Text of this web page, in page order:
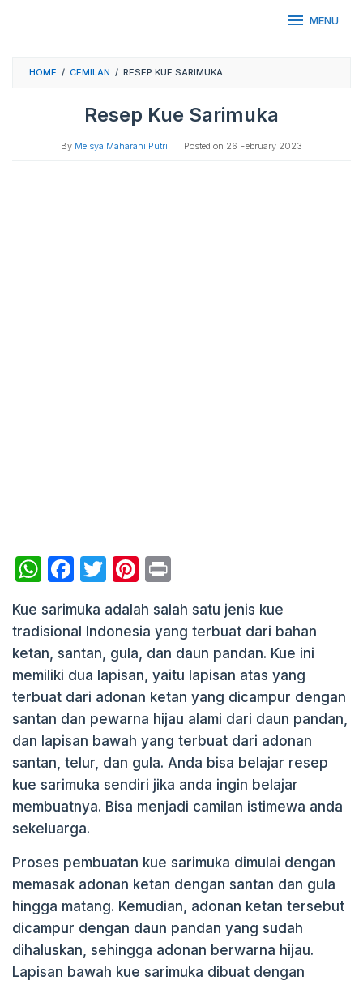
MENU
HOME / CEMILAN / RESEP KUE SARIMUKA
Resep Kue Sarimuka
By Meisya Maharani Putri Posted on 26 February 2023
W
at
s
A
p
p
F
c
e
b
o
o
k
T
itt
er
Pi
er
e
st
nt
Kue sarimuka adalah salah satu jenis kue
tradisional Indonesia yang terbuat dari bahan
ketan, santan, gula, dan daun pandan. Kue ini
memiliki dua lapisan, yaitu lapisan atas yang
terbuat dari adonan ketan yang dicampur dengan
santan dan pewarna hijau alami dari daun pandan,
dan lapisan bawah yang terbuat dari adonan
santan, telur, dan gula. Anda bisa belajar resep
kue sarimuka sendiri jika anda ingin belajar
membuatnya. Bisa menjadi camilan istimewa anda
sekeluarga.
Proses pembuatan kue sarimuka dimulai dengan
memasak adonan ketan dengan santan dan gula
hingga matang. Kemudian, adonan ketan tersebut
dicampur dengan daun pandan yang sudah
dihaluskan, sehingga adonan berwarna hijau.
Lapisan bawah kue sarimuka dibuat dengan